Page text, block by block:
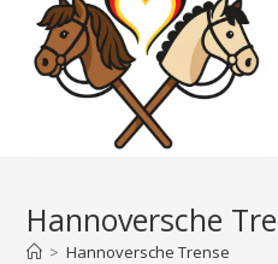
Hannoversche
> Hannoversche Trense